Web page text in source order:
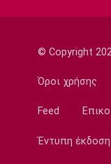
Μπάλντγουιν
16:00
Conference League
ατόμων για
© Copyright
Όροι χρήσης
Feed
Έντυπη έκδοση